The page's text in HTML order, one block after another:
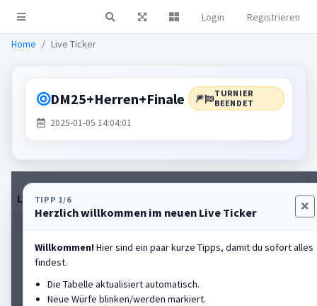
Login Registrieren
Live Ticker
Home Live Ticker
DM25+Herren+Finale 🎆 TURNIER
BEENDET
2025-01-05 14:04:01
TIPP 1/6
Herzlich willkommen im neuen Live Ticker
Willkommen! Hier sind ein paar kurze Tipps, damit du sofort alles
findest.
Die Tabelle aktualisiert automatisch.
Neue Würfe blinken/werden markiert.
Live-Tabelle
FC Altrandsberg